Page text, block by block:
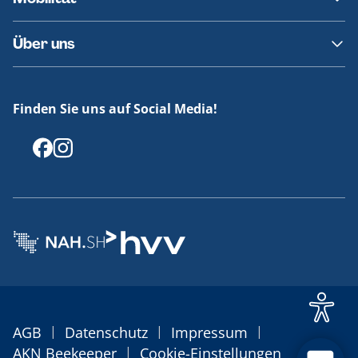
Fundsachen
Häufige Fragen
Barrierefreies Reisen
Erklärung Barrierefreiheit
Über uns
Offenlegungen
Finden Sie uns auf Social Media!
AGB | Datenschutz | Impressum |
AKN Beekeeper | Cookie-Einstellungen